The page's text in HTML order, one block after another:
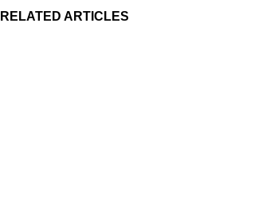
RELATED ARTICLES